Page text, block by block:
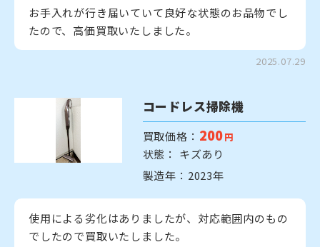
お手入れが行き届いていて良好な状態のお品物でし
たので、高価買取いたしました。
2025.07.29
コードレス掃除機
買取価格： 200 円
状態： キズあり
製造年：2023年
使用による劣化はありましたが、対応範囲内のもの
でしたので買取いたしました。